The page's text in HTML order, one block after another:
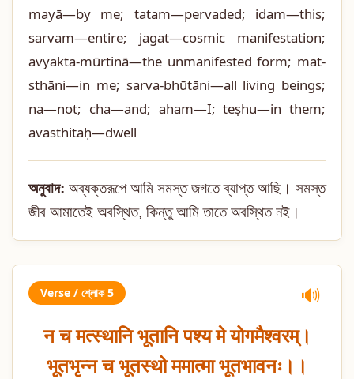
mayā—by me; tatam—pervaded; idam—this;
sarvam—entire; jagat—cosmic manifestation;
avyakta-mūrtinā—the unmanifested form; mat-
sthāni—in me; sarva-bhūtāni—all living beings;
na—not; cha—and; aham—I; teṣhu—in them;
avasthitaḥ—dwell
অনুবাদ: অব্যক্তরূপে আমি সমস্ত জগতে ব্যাপ্ত আছি। সমস্ত
জীব আমাতেই অবস্থিত, কিন্তু আমি তাতে অবস্থিত নই।
Verse / শ্লোক 5 🔊
न च मत्स्थानि भूतानि पश्य मे योगमैश्वरम्।
भूतभृन्न च भूतस्थो ममात्मा भूतभावनः।।